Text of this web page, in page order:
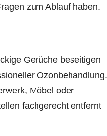
zum Ablauf haben.
Gerüche beseitigen
Ozonbehandlung.
Möbel oder
fachgerecht entfernt